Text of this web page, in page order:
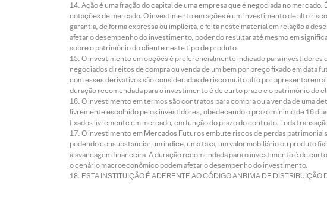
Ação é uma fração do capital de uma empresa que é negociada no
cotações de mercado. O investimento em ações é um investimento de alto
garantia, de forma expressa ou implícita, é feita neste material em relação a
afetar o desempenho do investimento, podendo resultar até mesmo em
sobre o patrimônio do cliente neste tipo de produto.
O investimento em opções é preferencialmente indicado para
negociados direitos de compra ou venda de um bem por preço fixado em data
com esses derivativos são consideradas de risco muito alto por apresentarem
duração recomendada para o investimento é de curto prazo e o patrimônio do
O investimento em termos são contratos para compra ou a venda de uma
livremente escolhido pelos investidores, obedecendo o prazo mínimo de 16
fixados livremente em mercado, em função do prazo do contrato. Toda
O investimento em Mercados Futuros embute riscos de perdas
podendo consubstanciar um índice, uma taxa, um valor mobiliário ou produto
alavancagem financeira. A duração recomendada para o investimento é de
o cenário macroeconômico podem afetar o desempenho do investimento.
ESTA INSTITUIÇÃO É ADERENTE AO CÓDIGO ANBIMA DE DISTRIBUIÇÃO